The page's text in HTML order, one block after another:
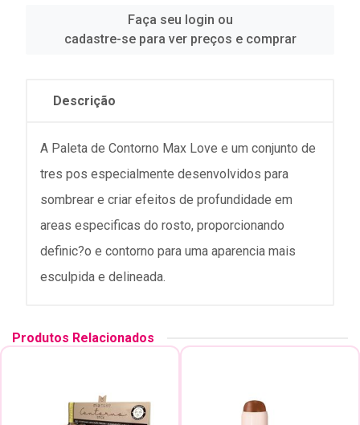
Faça seu login ou
cadastre-se para ver preços e comprar
Descrição
A Paleta de Contorno Max Love e um conjunto de
tres pos especialmente desenvolvidos para
sombrear e criar efeitos de profundidade em
areas especificas do rosto, proporcionando
definic?o e contorno para uma aparencia mais
esculpida e delineada.
Produtos Relacionados